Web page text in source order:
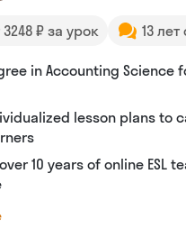
3248 ₽ за урок 13
in Accounting Science
lesson plans to
10 years of online ESL